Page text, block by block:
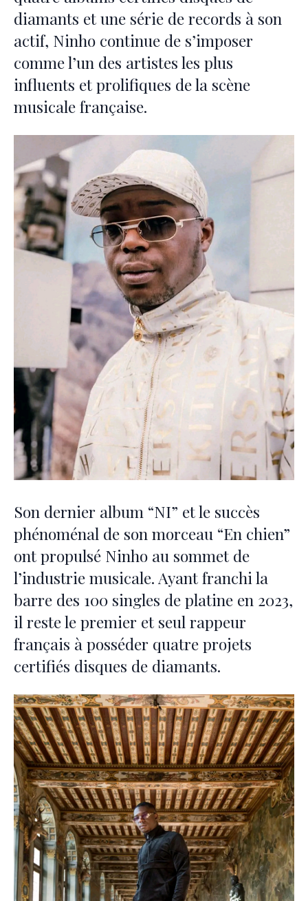
diamants et une série de records à son
actif, Ninho continue de s’imposer
comme l’un des artistes les plus
influents et prolifiques de la scène
musicale française.
Son dernier album “NI” et le succès
phénoménal de son morceau “En chien”
ont propulsé Ninho au sommet de
l’industrie musicale. Ayant franchi la
barre des 100 singles de platine en 2023,
il reste le premier et seul rappeur
français à posséder quatre projets
certifiés disques de diamants.